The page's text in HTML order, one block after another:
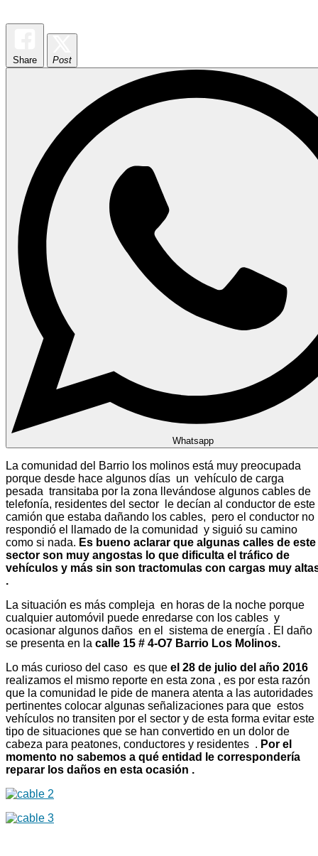
Share Post
Whatsapp
La comunidad del Barrio los molinos está muy preocupada
porque desde hace algunos días un vehículo de carga
pesada transitaba por la zona llevándose algunos cables de
telefonía, residentes del sector le decían al conductor de este
camión que estaba dañando los cables, pero el conductor no
respondió el llamado de la comunidad y siguió su camino
como si nada. Es bueno aclarar que algunas calles de este
sector son muy angostas lo que dificulta el tráfico de
vehículos y más sin son tractomulas con cargas muy
.
La situación es más compleja en horas de la noche porque
cualquier automóvil puede enredarse con los cables y
ocasionar algunos daños en el sistema de energía . El daño
se presenta en la calle 15 # 4-O7 Barrio Los Molinos.
Lo más curioso del caso es que el 28 de julio del año 2016
realizamos el mismo reporte en esta zona , es por esta razón
que la comunidad le pide de manera atenta a las autoridades
pertinentes colocar algunas señalizaciones para que estos
vehículos no transiten por el sector y de esta forma evitar este
tipo de situaciones que se han convertido en un dolor de
cabeza para peatones, conductores y residentes . Por el
momento no sabemos a qué entidad le correspondería
reparar los daños en esta ocasión .